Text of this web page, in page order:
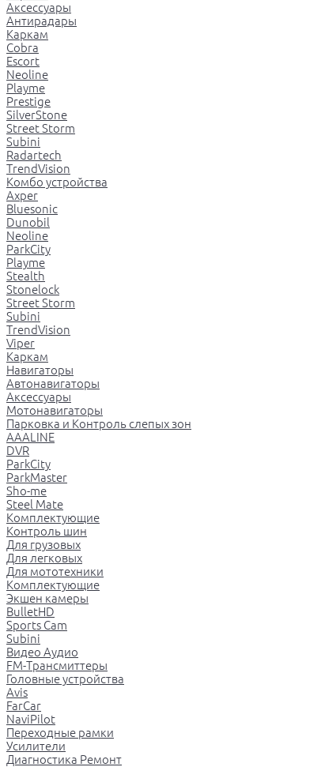
Аксессуары
Антирадары
Каркам
Cobra
Escort
Neoline
Playme
Prestige
SilverStone
Street Storm
Subini
Radartech
TrendVision
Комбо устройства
Axper
Bluesonic
Dunobil
Neoline
ParkCity
Playme
Stealth
Stonelock
Street Storm
Subini
TrendVision
Viper
Каркам
Навигаторы
Автонавигаторы
Аксессуары
Мотонавигаторы
Парковка и Контроль слепых зон
AAALINE
DVR
ParkCity
ParkMaster
Sho-me
Steel Mate
Комплектующие
Контроль шин
Для грузовых
Для легковых
Для мототехники
Комплектующие
Экшен камеры
BulletHD
Sports Cam
Subini
Видео Аудио
FM-Трансмиттеры
Головные устройства
Avis
FarCar
NaviPilot
Переходные рамки
Усилители
Диагностика Ремонт